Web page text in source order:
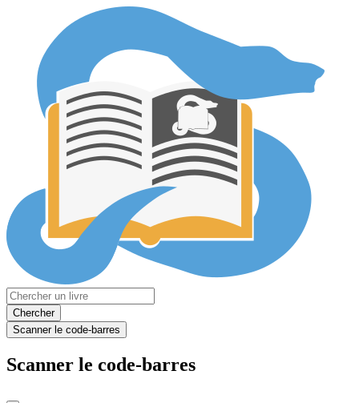
Chercher
Scanner le code-barres
Scanner le code-barres